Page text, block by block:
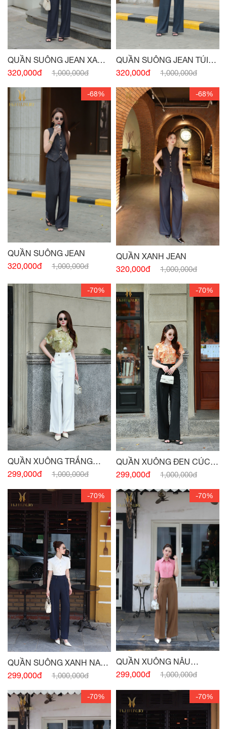
QUẦN SUÔNG JEAN XANH
NAVY
320,000đ 1,000,000đ
QUẦN SUÔNG JEAN TÚI
TRƯỚC
320,000đ 1,000,000đ
-68%
QUẦN SUÔNG JEAN
320,000đ
1,000,000đ
-68%
QUẦN XANH JEAN
320,000đ
1,000,000đ
-70%
QUẦN XUÔNG TRẮNG
CÚC EO TÚI TRƯỚC
299,000đ 1,000,000đ
-70%
QUẦN XUÔNG ĐEN CÚC
EO
299,000đ 1,000,000đ
-70%
QUẦN SUÔNG XANH NAVY
CÚC EO
299,000đ 1,000,000đ
-70%
QUẦN XUÔNG NÂU
CAPUCHINO CÚC EO
299,000đ 1,000,000đ
-70% -70%